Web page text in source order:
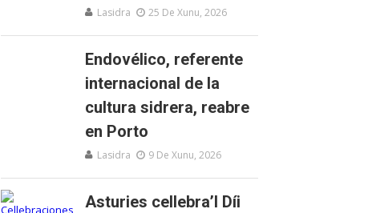
Lasidra 25 De Xunu, 2026
Endovélico, referente
internacional de la
cultura sidrera, reabre
en Porto
Lasidra 9 De Xunu, 2026
Asturies cellebra’l Díi